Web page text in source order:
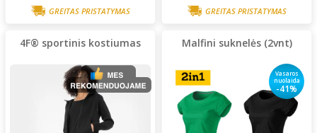
GREITAS PRISTATYMAS GREITAS PRISTATYMAS
4F® sportinis kostiumas Malfini suknelės (2vnt)
Vasaros
nuolaida
-41%